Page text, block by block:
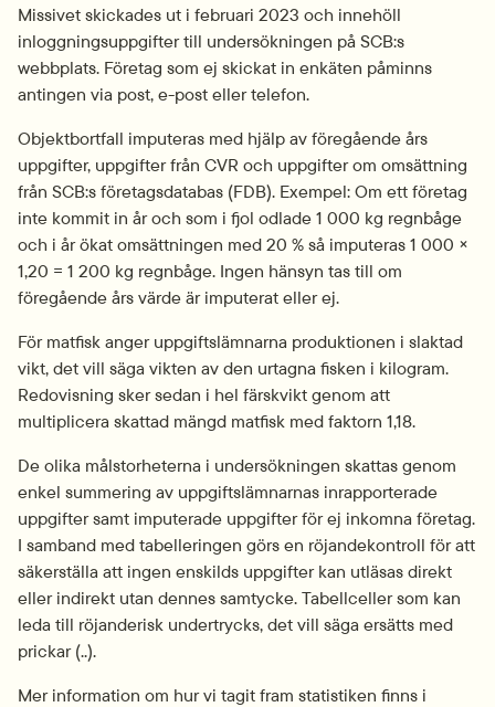
Missivet skickades ut i februari 2023 och innehöll
inloggningsuppgifter till undersökningen på SCB:s
webbplats. Företag som ej skickat in enkäten påminns
antingen via post, e-post eller telefon.
Objektbortfall imputeras med hjälp av föregående års
uppgifter, uppgifter från CVR och uppgifter om omsättning
från SCB:s företagsdatabas (FDB). Exempel: Om ett företag
inte kommit in år och som i fjol odlade 1 000 kg regnbåge
och i år ökat omsättningen med 20 % så imputeras 1 000 ×
1,20 = 1 200 kg regnbåge. Ingen hänsyn tas till om
föregående års värde är imputerat eller ej.
För matfisk anger uppgiftslämnarna produktionen i slaktad
vikt, det vill säga vikten av den urtagna fisken i kilogram.
Redovisning sker sedan i hel färskvikt genom att
multiplicera skattad mängd matfisk med faktorn 1,18.
De olika målstorheterna i undersökningen skattas genom
enkel summering av uppgiftslämnarnas inrapporterade
uppgifter samt imputerade uppgifter för ej inkomna företag.
I samband med tabelleringen görs en röjandekontroll för att
säkerställa att ingen enskilds uppgifter kan utläsas direkt
eller indirekt utan dennes samtycke. Tabellceller som kan
leda till röjanderisk undertrycks, det vill säga ersätts med
prickar (..).
Mer information om hur vi tagit fram statistiken finns i